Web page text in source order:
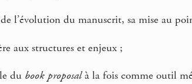
l’évolution du manuscrit, sa mise au
aux structures et enjeux ;
du book proposalà la fois comme outil